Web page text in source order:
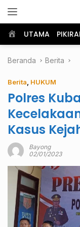
ke
Home
UTAMA
Beranda Berita
Berita HUKUM
Polres
Kasus
Bayong
02/01/2023